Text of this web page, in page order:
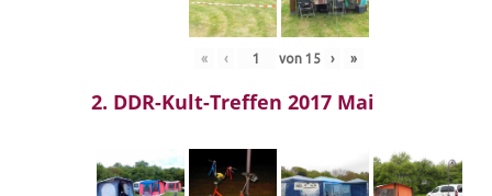
« ‹ von 15 › »
2. DDR-Kult-Treffen 2017 Mai